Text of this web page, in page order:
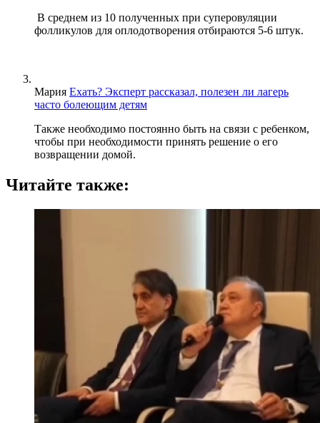
В среднем из 10 полученных при суперовуляции
фолликулов для оплодотворения отбираются 5-6 штук.
Мария Ехать? Эксперт рассказал, полезен ли лагерь
часто болеющим детям
Также необходимо постоянно быть на связи с ребенком,
чтобы при необходимости принять решение о его
возвращении домой.
Читайте также: